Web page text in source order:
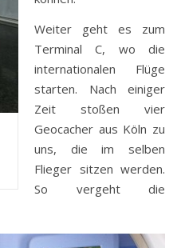
Weiter geht es zum
Terminal C, wo die
internationalen Flüge
starten. Nach einiger
Zeit stoßen vier
Geocacher aus Köln zu
uns, die im selben
Flieger sitzen werden.
So vergeht die